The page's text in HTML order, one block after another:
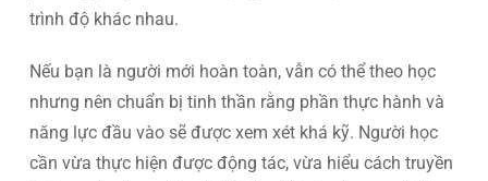
trình độ khác nhau.
Nếu bạn là người mới hoàn toàn, vẫn có thể theo học
nhưng nên chuẩn bị tinh thần rằng phần thực hành và
năng lực đầu vào sẽ được xem xét khá kỹ. Người học
cần vừa thực hiện được động tác, vừa hiểu cách truyền